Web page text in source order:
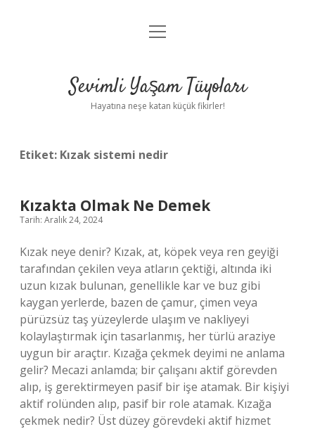
Anasayfa
Yasal Uyarı
menüyü
Sevimli Yaşam Tüyoları
Hayatına neşe katan küçük fikirler!
Etiket: Kızak sistemi nedir
Kızakta Olmak Ne Demek
Tarih: Aralık 24, 2024
Kızak neye denir? Kızak, at, köpek veya ren geyiği
tarafından çekilen veya atların çektiği, altında iki
uzun kızak bulunan, genellikle kar ve buz gibi
kaygan yerlerde, bazen de çamur, çimen veya
pürüzsüz taş yüzeylerde ulaşım ve nakliyeyi
kolaylaştırmak için tasarlanmış, her türlü araziye
uygun bir araçtır. Kızağa çekmek deyimi ne anlama
gelir? Mecazi anlamda; bir çalışanı aktif görevden
alıp, iş gerektirmeyen pasif bir işe atamak. Bir kişiyi
aktif rolünden alıp, pasif bir role atamak. Kızağa
çekmek nedir? Üst düzey görevdeki aktif hizmet